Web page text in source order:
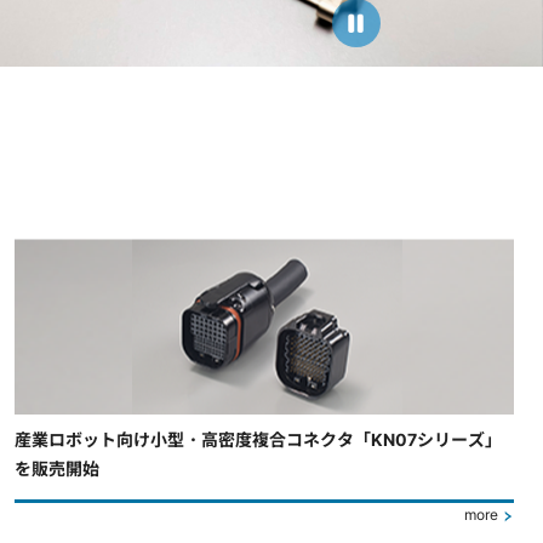
産業ロボット向け小型・高密度複合コネクタ「KN07シリーズ」
を販売開始
more